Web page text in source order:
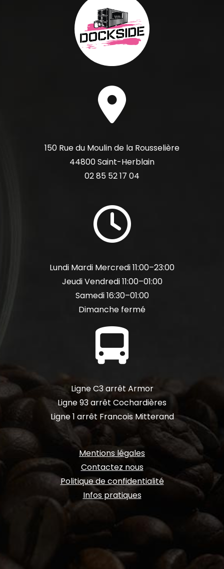
fa-
150 Rue du Moulin de la Rousselière
44800 Saint-Herblain
02 85 52 17 04
fa-
Lundi Mardi Mercredi 11:00–23:00
Jeudi Vendredi 11:00–01:00
Samedi 16:30–01:00
Dimanche fermé
fas
bus-
Ligne C3 arrêt Armor
Ligne 93 arrêt Cochardières
Ligne 1 arrêt Francois Mitterand
Mentions légales
Contactez nous
Politique de confidentialité
Infos pratiques